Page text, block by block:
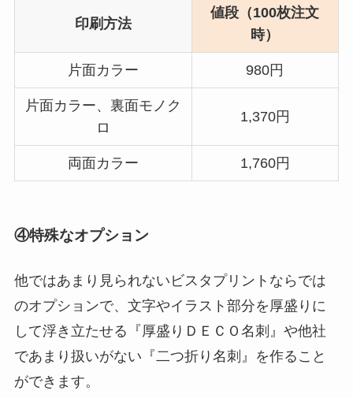
印刷方法
値段（100枚注文
時）
片面カラー 980円
片面カラー、裏面モノク
ロ
1,370円
両面カラー 1,760円
④特殊なオプション
他ではあまり見られないビスタプリントならでは
のオプションで、文字やイラスト部分を厚盛りに
して浮き立たせる 『厚盛りＤＥＣＯ名刺』 や他社
であまり扱いがない 『二つ折り名刺』
を作ること
ができます。